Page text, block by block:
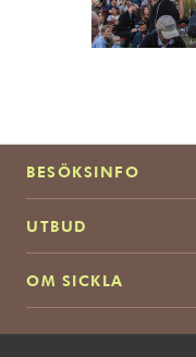
BESÖKSINFO
UTBUD
OM SICKLA